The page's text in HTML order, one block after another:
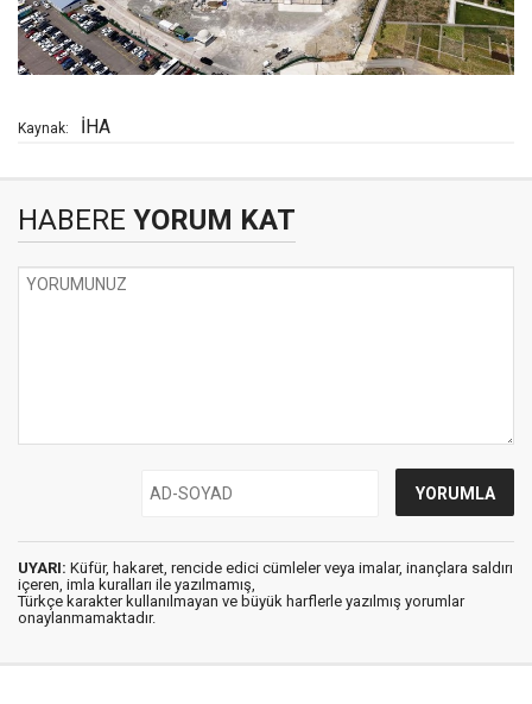
Kaynak: İHA
HABERE YORUM KAT
UYARI: Küfür, hakaret, rencide edici cümleler veya imalar, inançlara saldırı
içeren, imla kuralları ile yazılmamış,
Türkçe karakter kullanılmayan ve büyük harflerle yazılmış yorumlar
onaylanmamaktadır.